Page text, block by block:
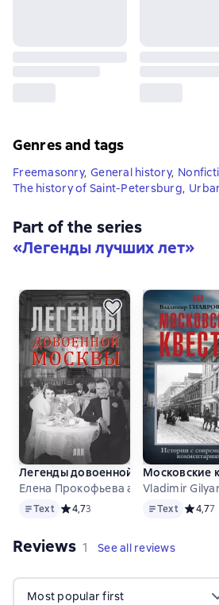
Genres and tags
Freemasonry, General history,
The history of Saint-Petersburg,
Part of the series
«Легенды лучших лет»
Легенды довоенной Москвы
Елена Прокофьева and others
TextText Средний рейтинг 4,7 на основе 3
4,73
Московские
Vladimir
TextText 4,77
Reviews 1 review
1 See all reviews
Most popular first